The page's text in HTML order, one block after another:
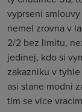
vyprseni
nemel zrovna v
2/2 bez limitu,
jedinej, kdo si
zakazniku v
asi stane modni
tim se vice